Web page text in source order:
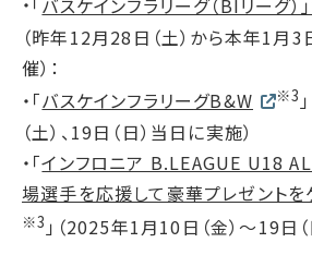
統合報告書ダウンロード
（昨年12月28日（土）から本年1月3
催）：
・「バスケインフラリーグB&W ※3
（土）、19日（日）当日に実施）
・「インフロニア B.LEAGUE U18
場選手を応援して豪華プレゼントを
※3 」（2025年1月10日（金）～19日